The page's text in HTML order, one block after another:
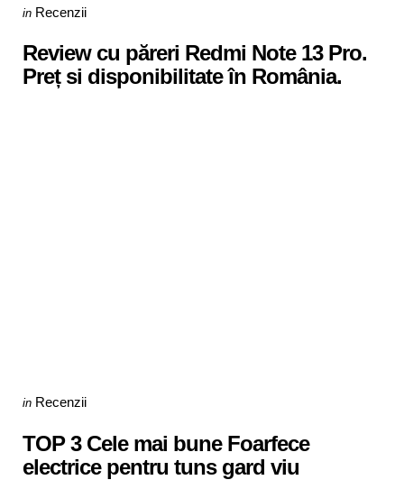
Categories
Posted
in Recenzii
Review cu păreri Redmi Note 13 Pro.
Preț si disponibilitate în România.
Categories
Posted
in Recenzii
TOP 3 Cele mai bune Foarfece
electrice pentru tuns gard viu